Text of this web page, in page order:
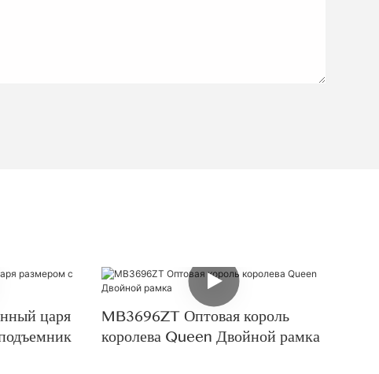
царя
MB3696ZT Оптовая король
королева Queen Двойной рамка